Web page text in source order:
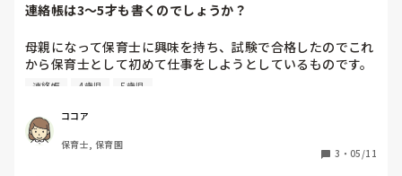
てみよう！」など加配がいない環境を楽しめるように声掛けを
自閉傾向のある子は特にですが 日によって体調によって 様子
が変わることが多いと思います。
線引きをしっかり決めずに気長にとっても気長に変わっていく
連絡帳は3〜5才も書くのでしょうか？
母親になって保育士に興味を持ち、試験で合格したのでこれ
から保育士として初めて仕事をしようとしているものです。
保護者の立場から思うのですが、ここにもいろいろ書き込み
すが、その原因が保育士の余裕のなさから来ていることが多
いという書き込みもよく見かけました。その事実を知る以前
から利用者側として思っていたのですが、保護者の立場とし
連絡帳 4歳児 5歳児
ココア
保育士, 保育園
3 ・ 05/11